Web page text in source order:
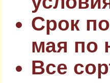
Срок
мая по
Все